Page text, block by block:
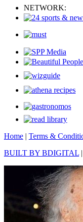
NETWORK:
Home | Terms &
BUILT BY BDIGITAL